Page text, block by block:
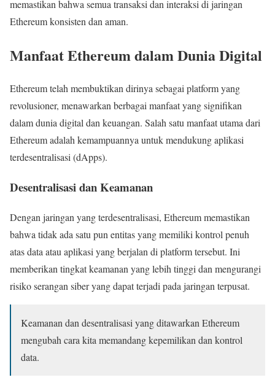
memastikan bahwa semua transaksi dan interaksi di jaringan
Ethereum konsisten dan aman.
Manfaat Ethereum dalam Dunia Digital
Ethereum telah membuktikan dirinya sebagai platform yang
revolusioner, menawarkan berbagai manfaat yang signifikan
dalam dunia digital dan keuangan. Salah satu manfaat utama dari
Ethereum adalah kemampuannya untuk mendukung aplikasi
terdesentralisasi (dApps).
Desentralisasi dan Keamanan
Dengan jaringan yang terdesentralisasi, Ethereum memastikan
bahwa tidak ada satu pun entitas yang memiliki kontrol penuh
atas data atau aplikasi yang berjalan di platform tersebut. Ini
memberikan tingkat keamanan yang lebih tinggi dan mengurangi
risiko serangan siber yang dapat terjadi pada jaringan terpusat.
Keamanan dan desentralisasi yang ditawarkan Ethereum
mengubah cara kita memandang kepemilikan dan kontrol
data.